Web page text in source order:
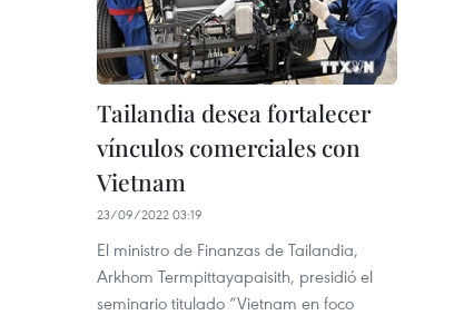
Tailandia desea fortalecer
vínculos comerciales con
Vietnam
23/09/2022 03:19
El ministro de Finanzas de Tailandia,
Arkhom Termpittayapaisith, presidió el
seminario titulado “Vietnam en foco